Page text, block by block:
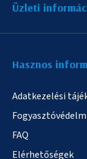
Üzleti
Hasznos
Adatkezelési
FAQ
Elérhetőségek